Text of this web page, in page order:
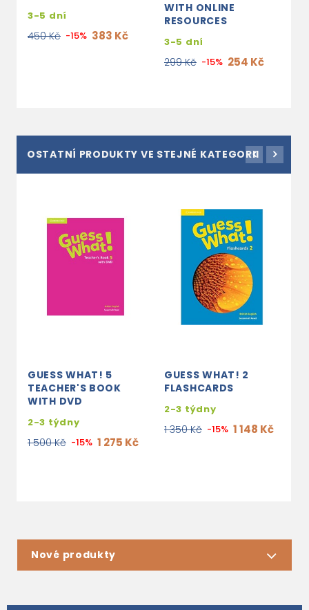
3-5 dní
450 Kč -15% 383 Kč
WITH ONLINE
RESOURCES
3-5 dní
299 Kč -15% 254 Kč
OSTATNÍ PRODUKTY VE STEJNÉ KATEGORII
GUESS WHAT! 5
TEACHER'S BOOK
WITH DVD
2-3 týdny
1 500 Kč -15% 1 275 Kč
GUESS WHAT! 2
FLASHCARDS
2-3 týdny
1 350 Kč -15% 1 148 Kč
Nové produkty